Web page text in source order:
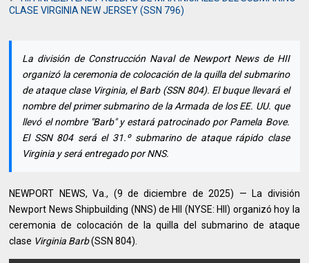
CLASE VIRGINIA NEW JERSEY (SSN 796)
La división de Construcción Naval de Newport News de HII
organizó la ceremonia de colocación de la quilla del submarino
de ataque clase Virginia, el Barb (SSN 804). El buque llevará el
nombre del primer submarino de la Armada de los EE. UU. que
llevó el nombre "Barb" y estará patrocinado por Pamela Bove.
El SSN 804 será el 31.º submarino de ataque rápido clase
Virginia y será entregado por NNS.
NEWPORT NEWS, Va., (9 de diciembre de 2025) — La división
Newport News Shipbuilding (NNS) de HII (NYSE: HII) organizó hoy la
ceremonia de colocación de la quilla del submarino de ataque
clase Virginia Barb(SSN 804).